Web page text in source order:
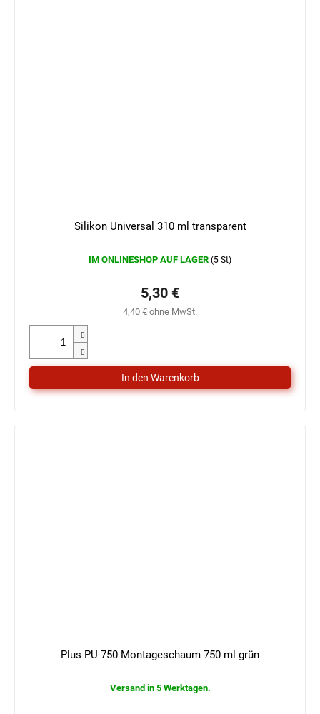
Silikon Universal 310 ml transparent
IM ONLINESHOP AUF LAGER (5 St)
4,40 € ohne MwSt.
5,30 €
Plus PU 750 Montageschaum 750 ml grün
Versand in 5 Werktagen.